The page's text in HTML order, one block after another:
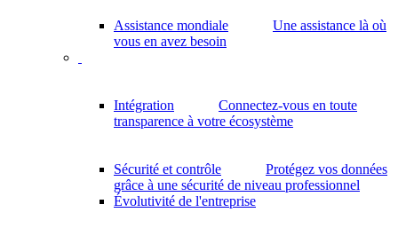
Assistance mondiale
Une assistance là où
vous en avez besoin
Intégration
Connectez-vous en toute
transparence à votre écosystème
Sécurité et contrôle
Protégez vos données
grâce à une sécurité de niveau professionnel
Évolutivité de l'entreprise